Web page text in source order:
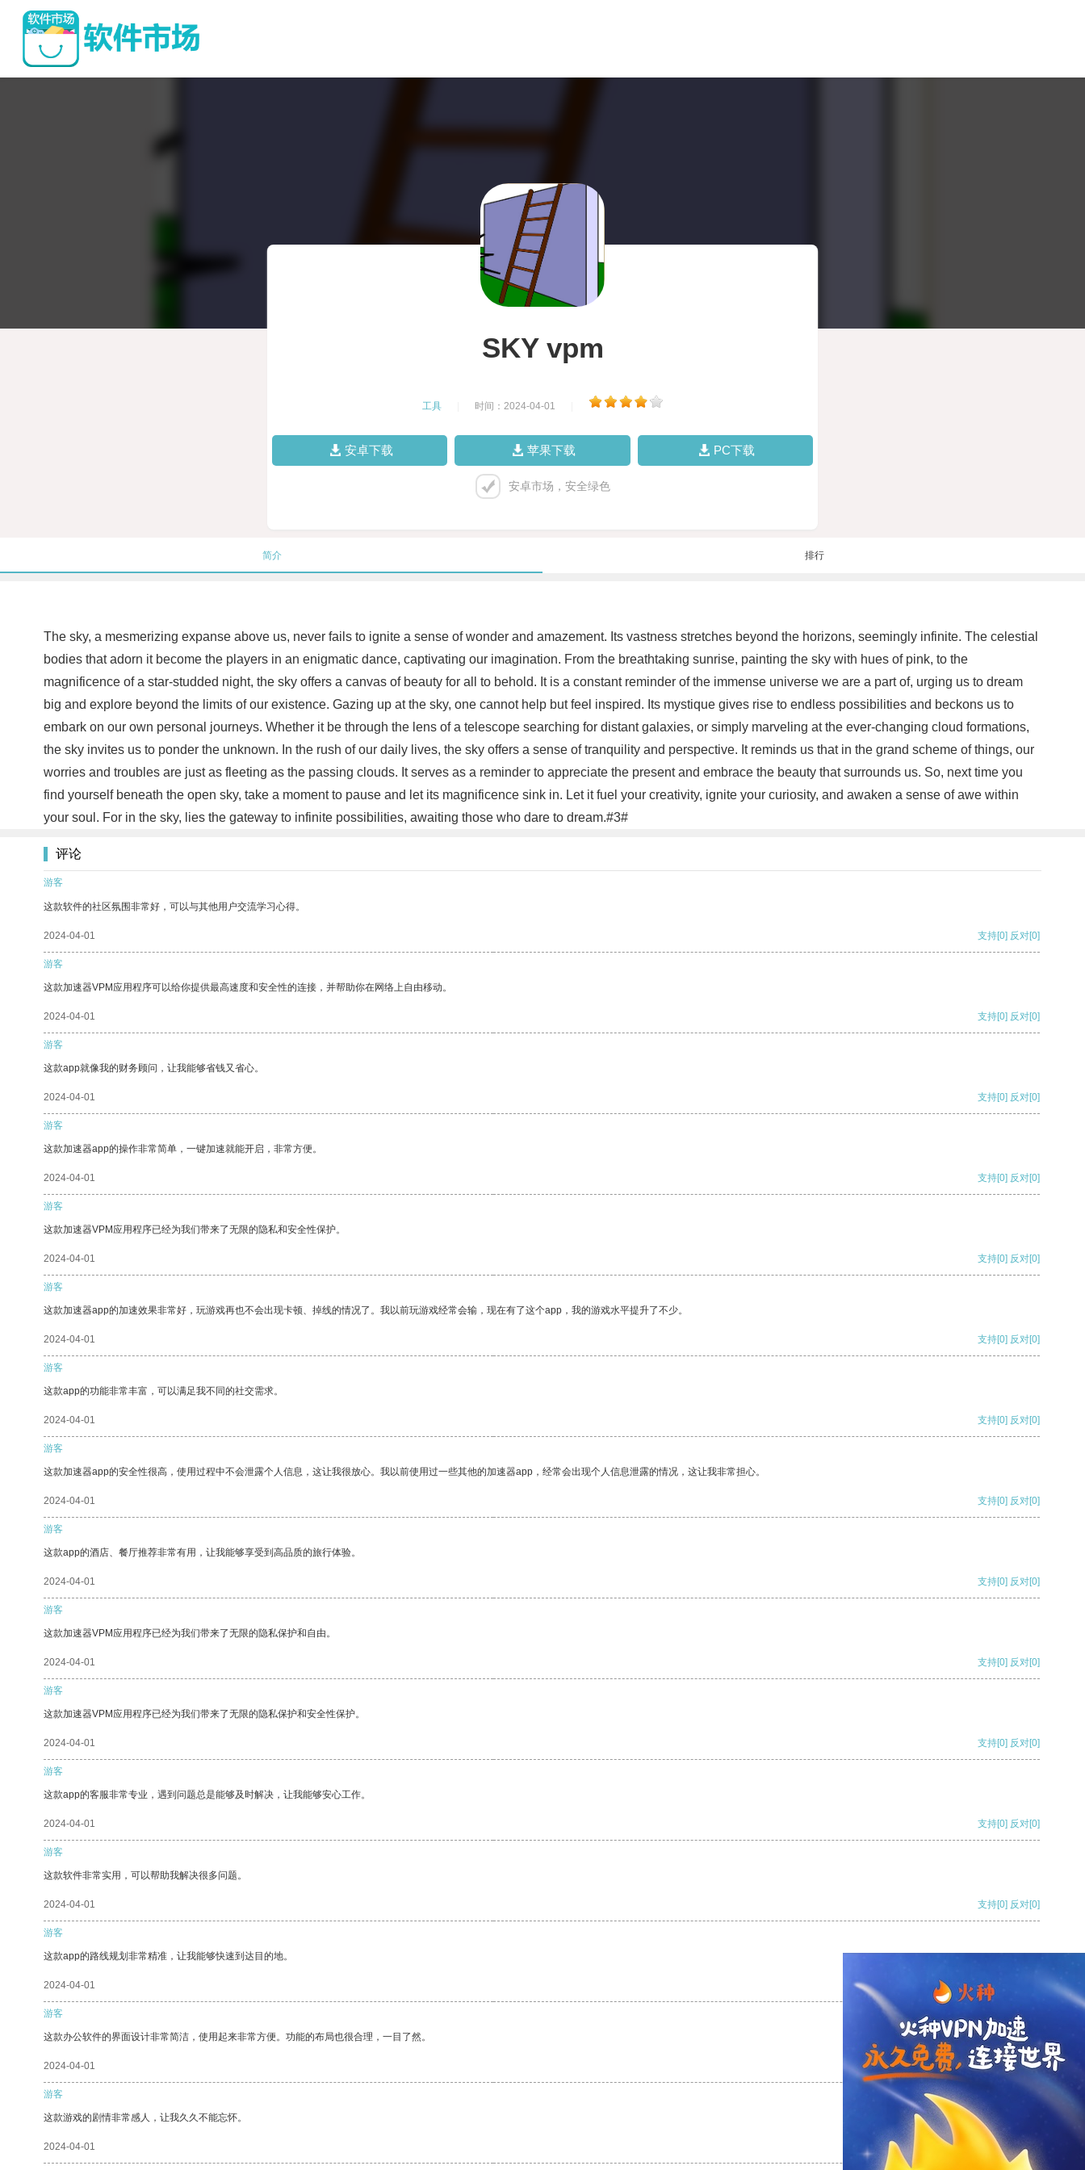
SKY vpm
工具 时间：2024-04-01
安卓下载 苹果下载 PC下载
安卓市场，安全绿色
简介 排行
The sky, a mesmerizing expanse above us, never fails to ignite a sense of wonder and amazement. Its vastness stretches beyond the horizons, seemingly infinite. The celestial
bodies that adorn it become the players in an enigmatic dance, captivating our imagination. From the breathtaking sunrise, painting the sky with hues of pink, to the
magnificence of a star-studded night, the sky offers a canvas of beauty for all to behold. It is a constant reminder of the immense universe we are a part of, urging us to dream
big and explore beyond the limits of our existence. Gazing up at the sky, one cannot help but feel inspired. Its mystique gives rise to endless possibilities and beckons us to
embark on our own personal journeys. Whether it be through the lens of a telescope searching for distant galaxies, or simply marveling at the ever-changing cloud formations,
the sky invites us to ponder the unknown. In the rush of our daily lives, the sky offers a sense of tranquility and perspective. It reminds us that in the grand scheme of things, our
worries and troubles are just as fleeting as the passing clouds. It serves as a reminder to appreciate the present and embrace the beauty that surrounds us. So, next time you
find yourself beneath the open sky, take a moment to pause and let its magnificence sink in. Let it fuel your creativity, ignite your curiosity, and awaken a sense of awe within
your soul. For in the sky, lies the gateway to infinite possibilities, awaiting those who dare to dream.#3#
评论
游客
这款软件的社区氛围非常好，可以与其他用户交流学习心得。
2024-04-01 支持[0] 反对[0]
游客
这款加速器VPM应用程序可以给你提供最高速度和安全性的连接，并帮助你在网络上自由移动。
2024-04-01 支持[0] 反对[0]
游客
这款app就像我的财务顾问，让我能够省钱又省心。
2024-04-01 支持[0] 反对[0]
游客
这款加速器app的操作非常简单，一键加速就能开启，非常方便。
2024-04-01 支持[0] 反对[0]
游客
这款加速器VPM应用程序已经为我们带来了无限的隐私和安全性保护。
2024-04-01 支持[0] 反对[0]
游客
这款加速器app的加速效果非常好，玩游戏再也不会出现卡顿、掉线的情况了。我以前玩游戏经常会输，现在有了这个app，我的游戏水平提升了不少。
2024-04-01 支持[0] 反对[0]
游客
这款app的功能非常丰富，可以满足我不同的社交需求。
2024-04-01 支持[0] 反对[0]
游客
这款加速器app的安全性很高，使用过程中不会泄露个人信息，这让我很放心。我以前使用过一些其他的加速器app，经常会出现个人信息泄露的情况，这让我非常担心。
2024-04-01 支持[0] 反对[0]
游客
这款app的酒店、餐厅推荐非常有用，让我能够享受到高品质的旅行体验。
2024-04-01 支持[0] 反对[0]
游客
这款加速器VPM应用程序已经为我们带来了无限的隐私保护和自由。
2024-04-01 支持[0] 反对[0]
游客
这款加速器VPM应用程序已经为我们带来了无限的隐私保护和安全性保护。
2024-04-01 支持[0] 反对[0]
游客
这款app的客服非常专业，遇到问题总是能够及时解决，让我能够安心工作。
2024-04-01 支持[0] 反对[0]
游客
这款软件非常实用，可以帮助我解决很多问题。
2024-04-01 支持[0] 反对[0]
游客
这款app的路线规划非常精准，让我能够快速到达目的地。
2024-04-01 支持
游客
这款办公软件的界面设计非常简洁，使用起来非常方便。功能的布局也很合理，一目了然。
2024-04-01 支持[0] 反对[0]
游客
这款游戏的剧情非常感人，让我久久不能忘怀。
2024-04-01 支持[0] 反对[0]